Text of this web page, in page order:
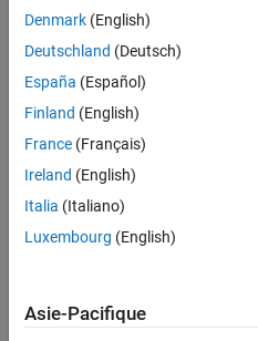
Eligible for Use with
Simulink Compiler
No
Eligible for Use with Parallel
Toolbox and MATLAB
Yes
documentation
Denmark (English)
Deutschland (Deutsch)
España (Español)
Finland (English)
France (Français)
Ireland (English)
Italia (Italiano)
Luxembourg (English)
Asie-Pacifique